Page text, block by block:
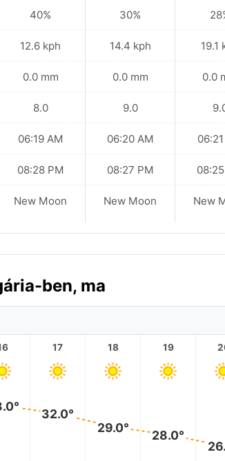
40%
12.6 kph
0.0 mm
8.0
06:19 AM
08:28 PM
New Moon
30%
14.4 kph
0.0 mm
9.0
06:20 AM
08:27 PM
New Moon
19.1
0.0
New
ben, ma
17
32.0°
18
29.0°
19
28.0°